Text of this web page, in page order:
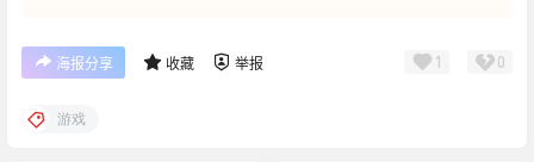
海报分享 收藏 举报 1 0
游戏